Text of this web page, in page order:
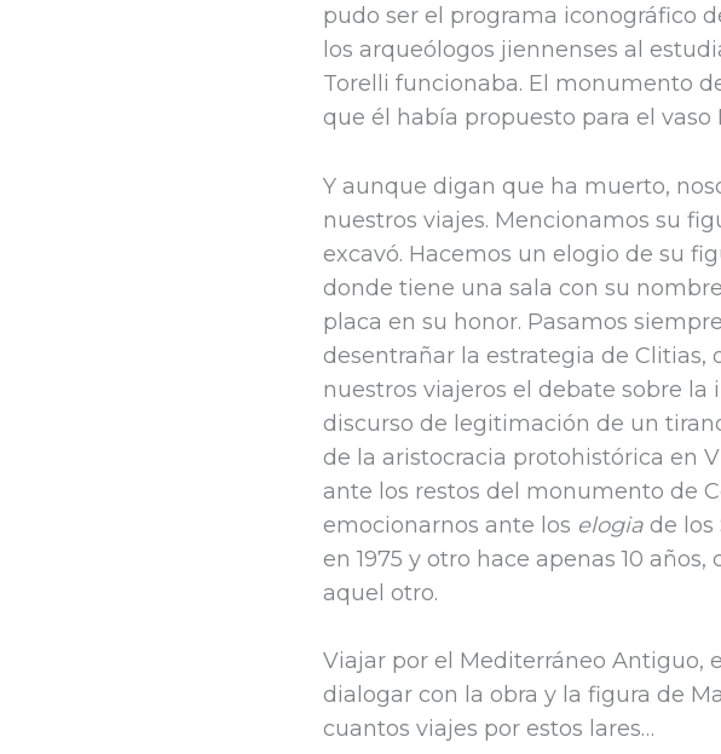
pudo ser el programa iconográfico
los arqueólogos jiennenses al
Torelli funcionaba. El monumento
que él había propuesto para el vaso
Y aunque digan que ha muerto,
nuestros viajes. Mencionamos su
excavó. Hacemos un elogio de su
donde tiene una sala con su
placa en su honor. Pasamos
desentrañar la estrategia de Clitias,
nuestros viajeros el debate sobre
discurso de legitimación de un
de la aristocracia protohistórica en
ante los restos del monumento de
emocionarnos ante los elogia de los
en 1975 y otro hace apenas 10
aquel otro.
Viajar por el Mediterráneo Antiguo,
dialogar con la obra y la figura de
cuantos viajes por estos lares…